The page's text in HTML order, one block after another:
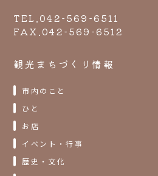
TEL.042-569-6511
FAX.042-569-6512
観光まちづくり情報
市内のこと
ひと
お店
イベント・行事
歴史・文化